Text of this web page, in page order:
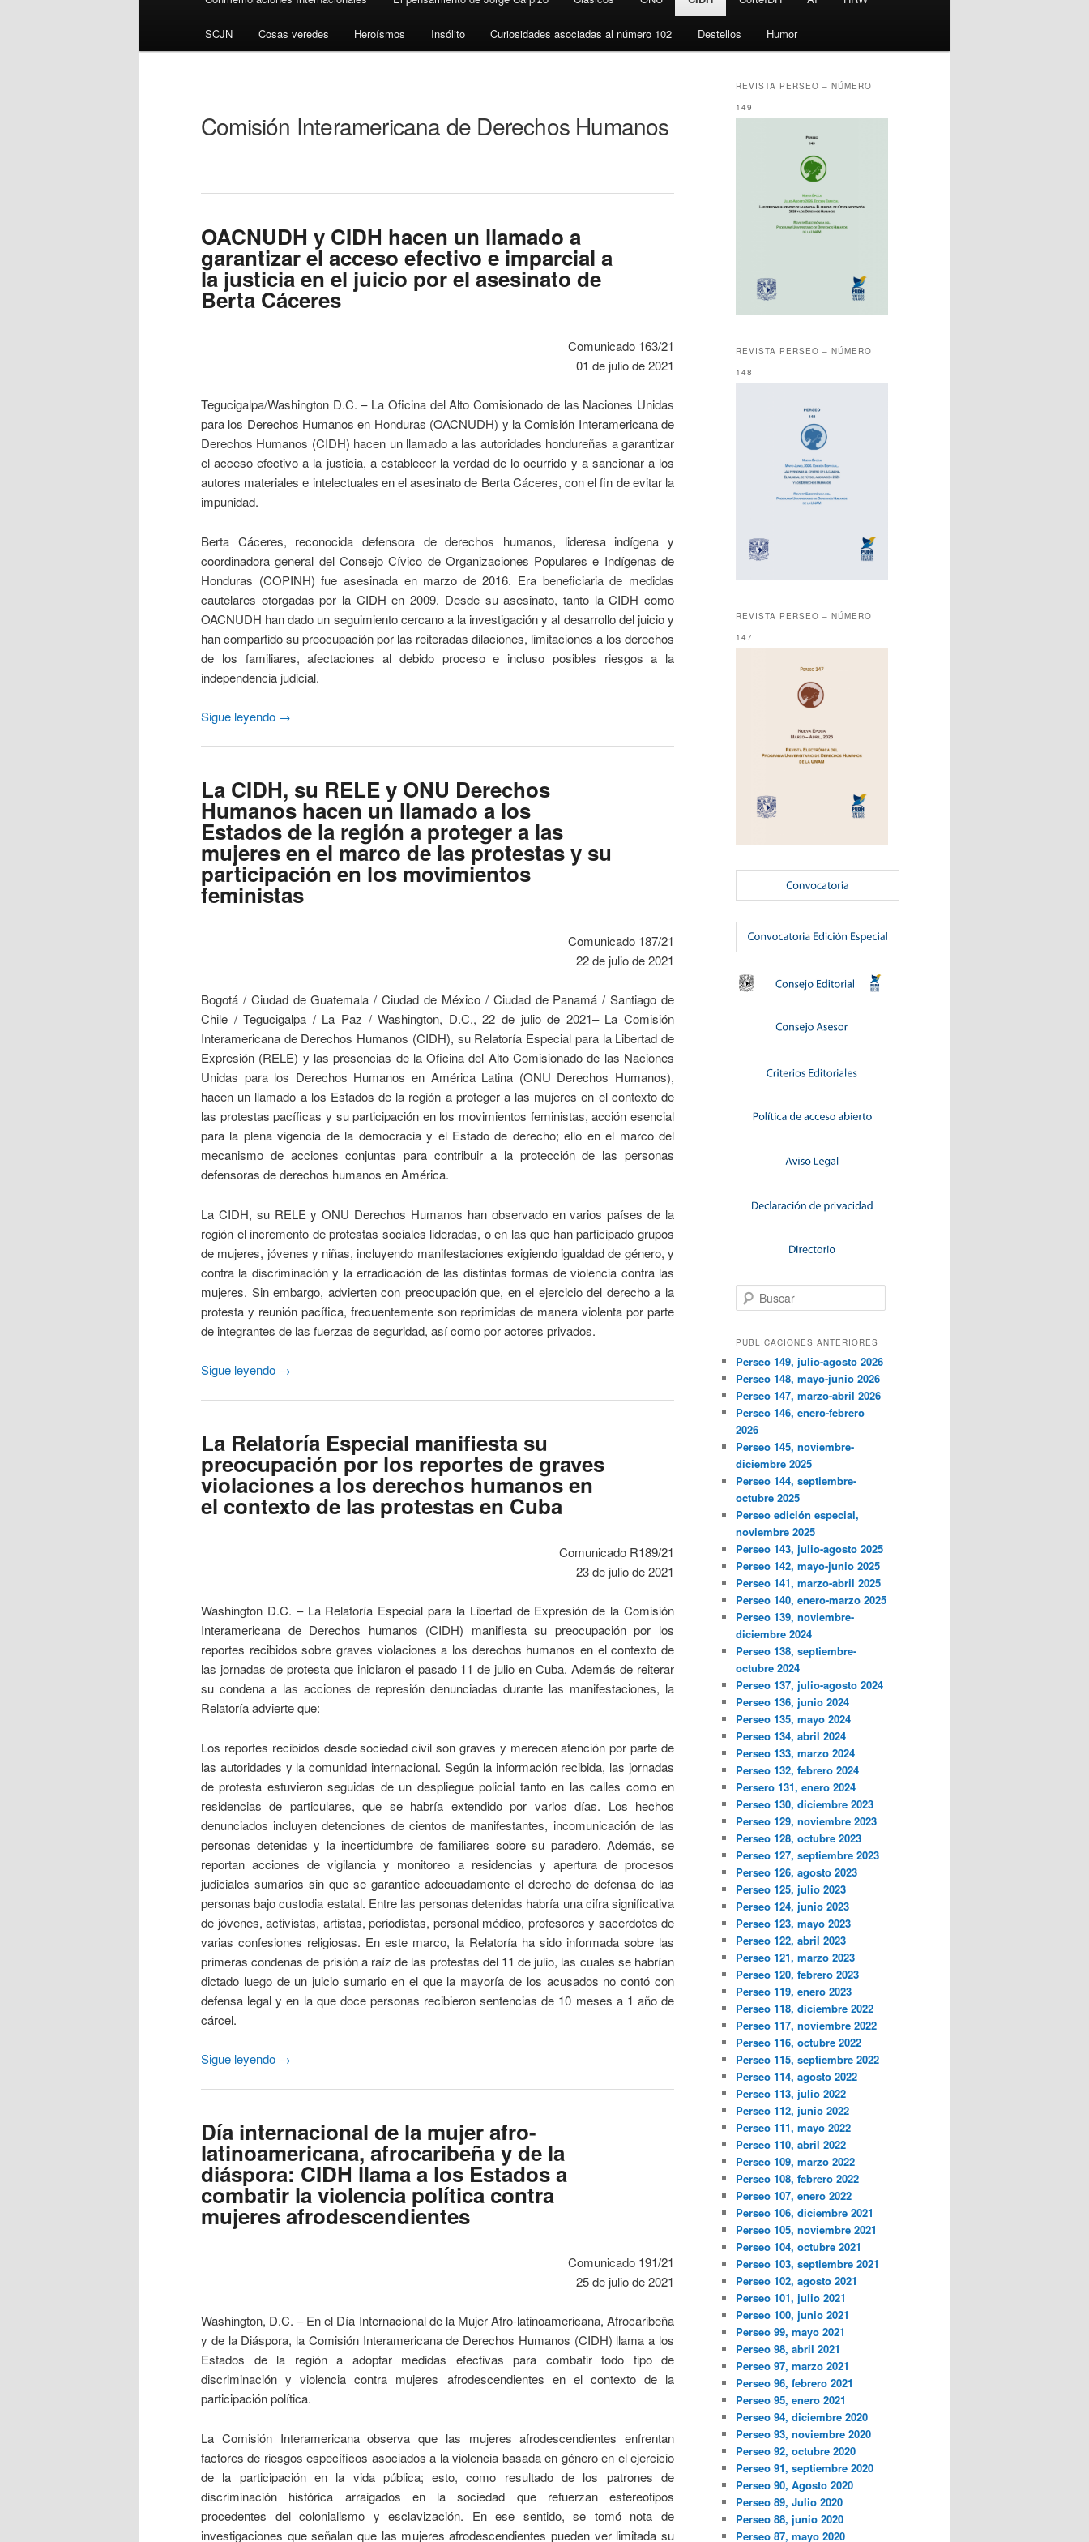
SCJN Cosas veredes Heroísmos Insólito Curiosidades asociadas al número 102 Destellos Humor
Comisión Interamericana de Derechos Humanos
OACNUDH y CIDH hacen un llamado a
garantizar el acceso efectivo e imparcial a
la justicia en el juicio por el asesinato de
Berta Cáceres
Comunicado 163/21
01 de julio de 2021
Tegucigalpa/Washington D.C. – La Oficina del Alto Comisionado de las Naciones Unidas
para los Derechos Humanos en Honduras (OACNUDH) y la Comisión Interamericana de
Derechos Humanos (CIDH) hacen un llamado a las autoridades hondureñas a garantizar
el acceso efectivo a la justicia, a establecer la verdad de lo ocurrido y a sancionar a los
autores materiales e intelectuales en el asesinato de Berta Cáceres, con el fin de evitar la
impunidad.
Berta Cáceres, reconocida defensora de derechos humanos, lideresa indígena y
coordinadora general del Consejo Cívico de Organizaciones Populares e Indígenas de
Honduras (COPINH) fue asesinada en marzo de 2016. Era beneficiaria de medidas
cautelares otorgadas por la CIDH en 2009. Desde su asesinato, tanto la CIDH como
OACNUDH han dado un seguimiento cercano a la investigación y al desarrollo del juicio y
han compartido su preocupación por las reiteradas dilaciones, limitaciones a los derechos
de los familiares, afectaciones al debido proceso e incluso posibles riesgos a la
independencia judicial.
Sigue leyendo →
La CIDH, su RELE y ONU Derechos
Humanos hacen un llamado a los
Estados de la región a proteger a las
mujeres en el marco de las protestas y su
participación en los movimientos
feministas
Comunicado 187/21
22 de julio de 2021
Bogotá / Ciudad de Guatemala / Ciudad de México / Ciudad de Panamá / Santiago de
Chile / Tegucigalpa / La Paz / Washington, D.C., 22 de julio de 2021– La Comisión
Interamericana de Derechos Humanos (CIDH), su Relatoría Especial para la Libertad de
Expresión (RELE) y las presencias de la Oficina del Alto Comisionado de las Naciones
Unidas para los Derechos Humanos en América Latina (ONU Derechos Humanos),
hacen un llamado a los Estados de la región a proteger a las mujeres en el contexto de
las protestas pacíficas y su participación en los movimientos feministas, acción esencial
para la plena vigencia de la democracia y el Estado de derecho; ello en el marco del
mecanismo de acciones conjuntas para contribuir a la protección de las personas
defensoras de derechos humanos en América.
La CIDH, su RELE y ONU Derechos Humanos han observado en varios países de la
región el incremento de protestas sociales lideradas, o en las que han participado grupos
de mujeres, jóvenes y niñas, incluyendo manifestaciones exigiendo igualdad de género, y
contra la discriminación y la erradicación de las distintas formas de violencia contra las
mujeres. Sin embargo, advierten con preocupación que, en el ejercicio del derecho a la
protesta y reunión pacífica, frecuentemente son reprimidas de manera violenta por parte
de integrantes de las fuerzas de seguridad, así como por actores privados.
Sigue leyendo →
La Relatoría Especial manifiesta su
preocupación por los reportes de graves
violaciones a los derechos humanos en
el contexto de las protestas en Cuba
Comunicado R189/21
23 de julio de 2021
Washington D.C. – La Relatoría Especial para la Libertad de Expresión de la Comisión
Interamericana de Derechos humanos (CIDH) manifiesta su preocupación por los
reportes recibidos sobre graves violaciones a los derechos humanos en el contexto de
las jornadas de protesta que iniciaron el pasado 11 de julio en Cuba. Además de reiterar
su condena a las acciones de represión denunciadas durante las manifestaciones, la
Relatoría advierte que:
Los reportes recibidos desde sociedad civil son graves y merecen atención por parte de
las autoridades y la comunidad internacional. Según la información recibida, las jornadas
de protesta estuvieron seguidas de un despliegue policial tanto en las calles como en
residencias de particulares, que se habría extendido por varios días. Los hechos
denunciados incluyen detenciones de cientos de manifestantes, incomunicación de las
personas detenidas y la incertidumbre de familiares sobre su paradero. Además, se
reportan acciones de vigilancia y monitoreo a residencias y apertura de procesos
judiciales sumarios sin que se garantice adecuadamente el derecho de defensa de las
personas bajo custodia estatal. Entre las personas detenidas habría una cifra significativa
de jóvenes, activistas, artistas, periodistas, personal médico, profesores y sacerdotes de
varias confesiones religiosas. En este marco, la Relatoría ha sido informada sobre las
primeras condenas de prisión a raíz de las protestas del 11 de julio, las cuales se habrían
dictado luego de un juicio sumario en el que la mayoría de los acusados no contó con
defensa legal y en la que doce personas recibieron sentencias de 10 meses a 1 año de
cárcel.
Sigue leyendo →
Día internacional de la mujer afro-
latinoamericana, afrocaribeña y de la
diáspora: CIDH llama a los Estados a
combatir la violencia política contra
mujeres afrodescendientes
Comunicado 191/21
25 de julio de 2021
Washington, D.C. – En el Día Internacional de la Mujer Afro-latinoamericana, Afrocaribeña
y de la Diáspora, la Comisión Interamericana de Derechos Humanos (CIDH) llama a los
Estados de la región a adoptar medidas efectivas para combatir todo tipo de
discriminación y violencia contra mujeres afrodescendientes en el contexto de la
participación política.
La Comisión Interamericana observa que las mujeres afrodescendientes enfrentan
factores de riesgos específicos asociados a la violencia basada en género en el ejercicio
de la participación en la vida pública; esto, como resultado de los patrones de
discriminación histórica arraigados en la sociedad que refuerzan estereotipos
procedentes del colonialismo y esclavización. En ese sentido, se tomó nota de
investigaciones que señalan que las mujeres afrodescendientes pueden ver limitada su
REVISTA PERSEO – NÚMERO
149
REVISTA PERSEO – NÚMERO
148
REVISTA PERSEO – NÚMERO
147
Buscar
PUBLICACIONES ANTERIORES
Perseo 149, julio-agosto 2026
Perseo 148, mayo-junio 2026
Perseo 147, marzo-abril 2026
Perseo 146, enero-febrero
2026
Perseo 145, noviembre-
diciembre 2025
Perseo 144, septiembre-
octubre 2025
Perseo edición especial,
noviembre 2025
Perseo 143, julio-agosto 2025
Perseo 142, mayo-junio 2025
Perseo 141, marzo-abril 2025
Perseo 140, enero-marzo 2025
Perseo 139, noviembre-
diciembre 2024
Perseo 138, septiembre-
octubre 2024
Perseo 137, julio-agosto 2024
Perseo 136, junio 2024
Perseo 135, mayo 2024
Perseo 134, abril 2024
Perseo 133, marzo 2024
Perseo 132, febrero 2024
Persero 131, enero 2024
Perseo 130, diciembre 2023
Perseo 129, noviembre 2023
Perseo 128, octubre 2023
Perseo 127, septiembre 2023
Perseo 126, agosto 2023
Perseo 125, julio 2023
Perseo 124, junio 2023
Perseo 123, mayo 2023
Perseo 122, abril 2023
Perseo 121, marzo 2023
Perseo 120, febrero 2023
Perseo 119, enero 2023
Perseo 118, diciembre 2022
Perseo 117, noviembre 2022
Perseo 116, octubre 2022
Perseo 115, septiembre 2022
Perseo 114, agosto 2022
Perseo 113, julio 2022
Perseo 112, junio 2022
Perseo 111, mayo 2022
Perseo 110, abril 2022
Perseo 109, marzo 2022
Perseo 108, febrero 2022
Perseo 107, enero 2022
Perseo 106, diciembre 2021
Perseo 105, noviembre 2021
Perseo 104, octubre 2021
Perseo 103, septiembre 2021
Perseo 102, agosto 2021
Perseo 101, julio 2021
Perseo 100, junio 2021
Perseo 99, mayo 2021
Perseo 98, abril 2021
Perseo 97, marzo 2021
Perseo 96, febrero 2021
Perseo 95, enero 2021
Perseo 94, diciembre 2020
Perseo 93, noviembre 2020
Perseo 92, octubre 2020
Perseo 91, septiembre 2020
Perseo 90, Agosto 2020
Perseo 89, Julio 2020
Perseo 88, junio 2020
Perseo 87, mayo 2020